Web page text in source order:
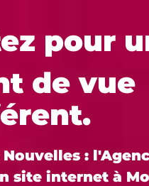
pour
de vue
:
site internet à